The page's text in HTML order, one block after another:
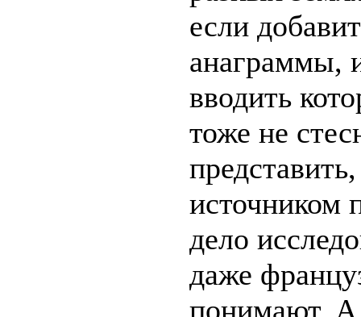
если
анаграммы,
вводить
тоже не
источником
дело
даже
понимают.